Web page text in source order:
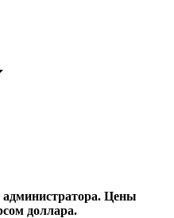
администратора. Цены
доллара.